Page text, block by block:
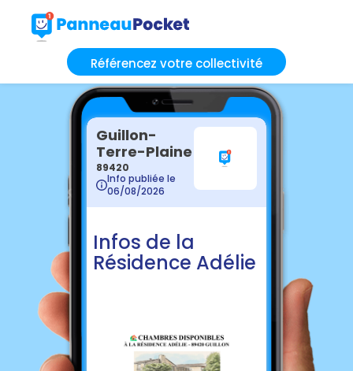
Référencez votre collectivité
Guillon-
Terre-Plaine
89420
Info publiée le
06/08/2026
Infos de la
Résidence Adélie